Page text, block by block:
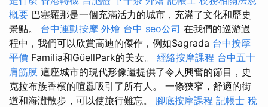
概要 巴塞羅那是一個充滿活力的城市，充滿了文化和歷史
景點。 台中運動按摩 外燴 台中 seo公司 在我們的巡游過
程中，我們可以欣賞高迪的傑作，例如Sagrada 台中按摩
平價 Familia和GüellPark的美女。 經絡按摩課程 台中五十
肩筋膜 這座城市的現代形像還提供了令人興奮的節目，史
克拉布族香檳的喧囂吸引了所有人。 一條狹窄，舒適的街
道和海灘散步，可以使旅行難忘。 腳底按摩課程 記帳士 稅